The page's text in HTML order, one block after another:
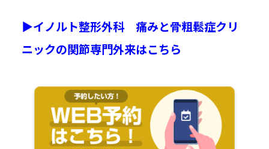
▶︎イノルト整形外科 痛みと骨粗鬆症クリ
ニックの関節専門外来はこちら